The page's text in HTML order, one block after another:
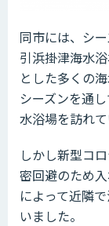
同市には、シ
引浜掛津海水
とした多くの
シーズンを通
水浴場を訪れて
しかし新型コ
密回避のため
によって近隣
いました。